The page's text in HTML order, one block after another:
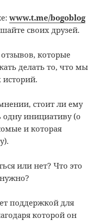
www.t.me/bogoblog
своих друзей.
которые
делать то, что мы
историй.
стоит ли ему
инициативу (о
и которая
или нет? Что это
поддержкой для
которой он